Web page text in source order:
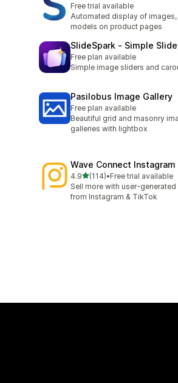
Free trial available
Automated display of
models on product pages
SlideSpark ‑ Simple
Free plan available
Simple image sliders and
Pasilobus Image Gallery
Free plan available
Beautiful grid and masonry
galleries with lightbox
Wave Connect
4.9滿分 5 顆星
(114)
共有 114 則評價
•Free trial available
Sell more with user-
from Instagram & TikTok